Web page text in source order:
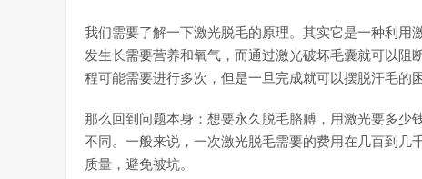
我们需要了解一下激光脱毛的原理。其实它是一种利
发生长需要营养和氧气，而通过激光破坏毛囊就可以
程可能需要进行多次，但是一旦完成就可以摆脱汗毛的
那么回到问题本身：想要永久脱毛胳膊，用激光要多
不同。一般来说，一次激光脱毛需要的费用在几百到几
质量，避免被坑。